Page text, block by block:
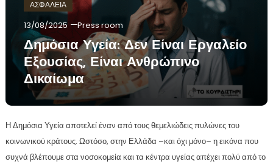
ΑΣΦΑΛΕΙΑ
13/08/2025 Press room
Δημόσια Υγεία: Δεν Είναι Εργαλείο
Εξουσίας, Είναι Ανθρώπινο
Δικαίωμα
Η Δημόσια Υγεία αποτελεί έναν από τους θεμελιώδεις πυλώνες του
κοινωνικού κράτους. Ωστόσο, στην Ελλάδα –και όχι μόνο– η εικόνα που
συχνά βλέπουμε στα νοσοκομεία και τα κέντρα υγείας απέχει πολύ από το